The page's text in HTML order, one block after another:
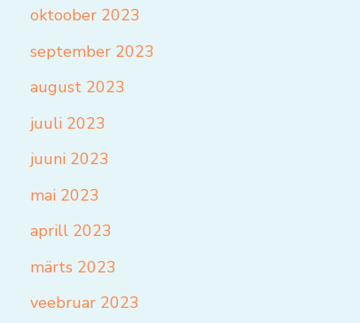
oktoober 2023
september 2023
august 2023
juuli 2023
juuni 2023
mai 2023
aprill 2023
märts 2023
veebruar 2023